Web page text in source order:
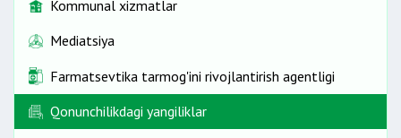
Kommunal xizmatlar
Mediatsiya
Farmatsevtika tarmog'ini rivojlantirish agentligi
Qonunchilikdagi yangiliklar